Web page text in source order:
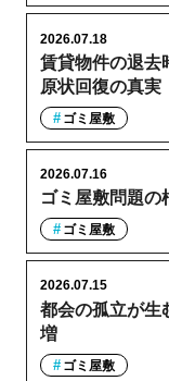
賃貸物件の退去
原状回復の真実
2026.07.18
ゴミ屋敷
ゴミ屋敷問題の
2026.07.16
ゴミ屋敷
都会の孤立が生
増
2026.07.15
ゴミ屋敷